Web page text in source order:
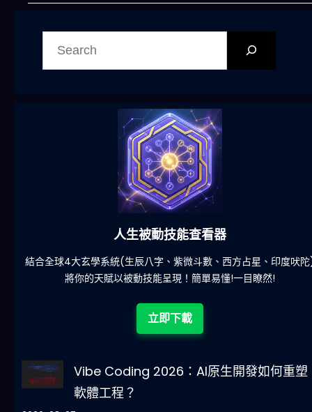
六合彩發達神器
減少超過500萬個低概率中獎組合，提高中獎率
立即下載
Vibe Coding 2026：AI原生開發如何重塑
軟體工程？